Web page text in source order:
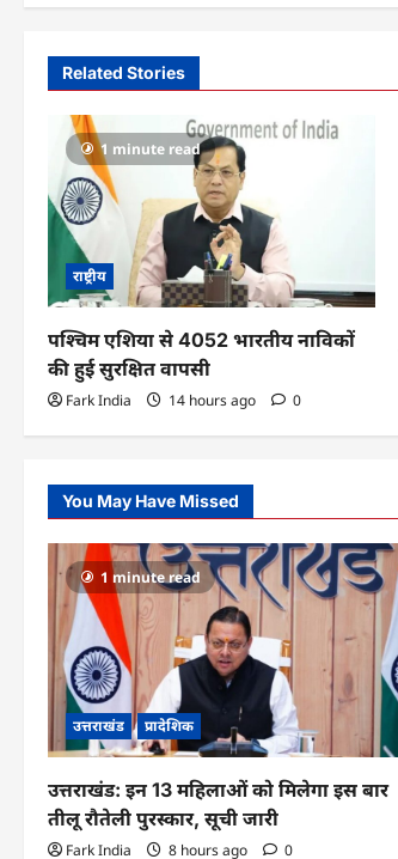
n
i
i
o
Related Stories
1 minute read
राष्ट्रीय
पश्चिम एशिया से 4052 भारतीय नाविकों
की हुई सुरक्षित वापसी
Fark India 14 hours ago 0
You May Have Missed
1 minute read
उत्तराखंड प्रादेशिक
उत्तराखंड: इन 13 महिलाओं को मिलेगा इस बार
तीलू रौतेली पुरस्कार, सूची जारी
Fark India 8 hours ago 0